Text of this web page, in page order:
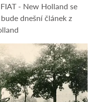
- New Holland se
dnešní článek z